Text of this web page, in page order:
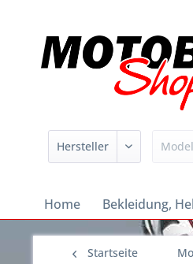
Home Bekleidung,
Startseite